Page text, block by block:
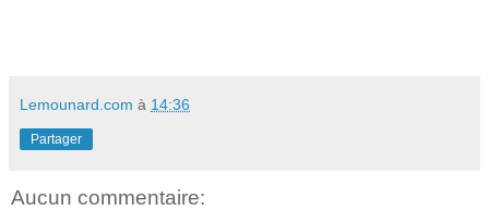
Lemounard.com à 14:36
Partager
Aucun commentaire: